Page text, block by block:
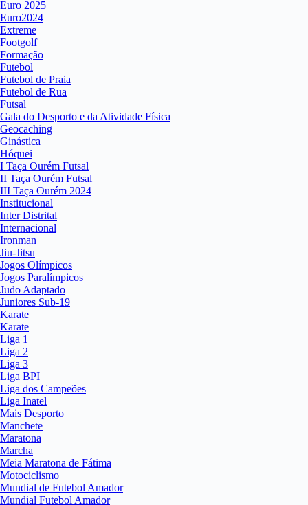
Euro 2025
Euro2024
Extreme
Footgolf
Formação
Futebol
Futebol de Praia
Futebol de Rua
Futsal
Gala do Desporto e da Atividade Física
Geocaching
Ginástica
Hóquei
I Taça Ourém Futsal
II Taça Ourém Futsal
III Taça Ourém 2024
Institucional
Inter Distrital
Internacional
Ironman
Jiu-Jitsu
Jogos Olímpicos
Jogos Paralímpicos
Judo Adaptado
Juniores Sub-19
Karate
Karate
Liga 1
Liga 2
Liga 3
Liga BPI
Liga dos Campeões
Liga Inatel
Mais Desporto
Manchete
Maratona
Marcha
Meia Maratona de Fátima
Motociclismo
Mundial de Futebol Amador
Mundial Futebol Amador